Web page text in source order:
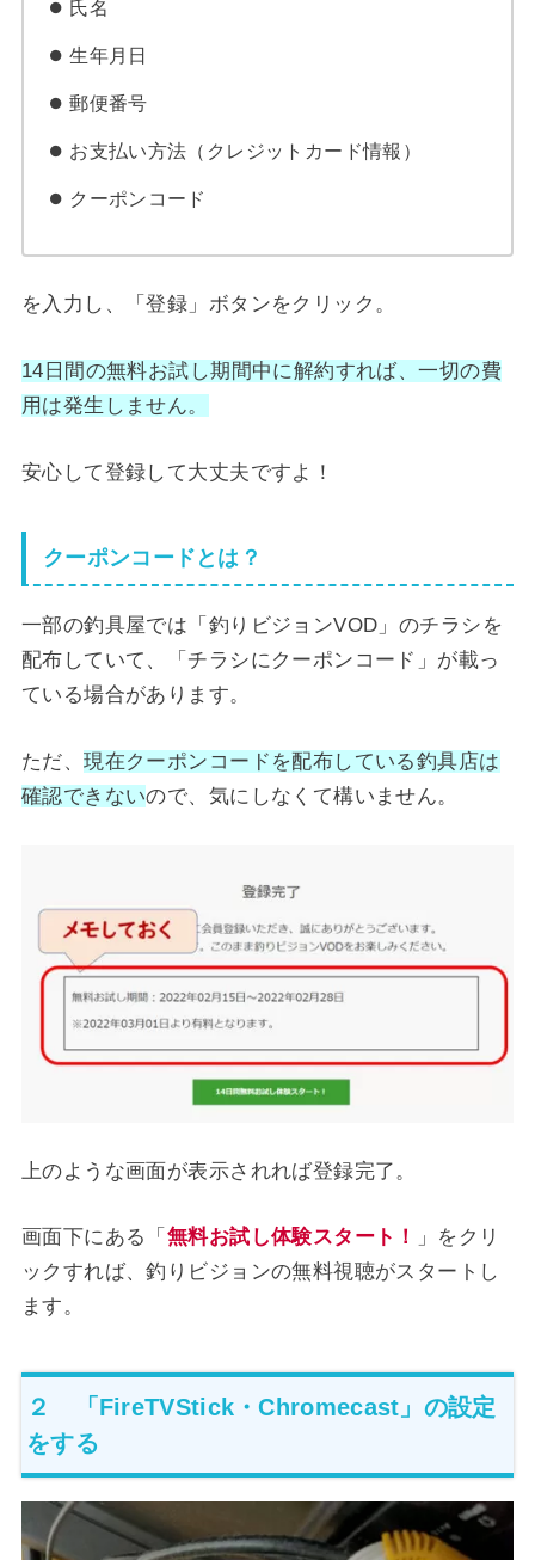
氏名
生年月日
郵便番号
お支払い方法（クレジットカード情報）
クーポンコード
を入力し、「登録」ボタンをクリック。
14日間の無料お試し期間中に解約すれば、一切の費
用は発生しません。
安心して登録して大丈夫ですよ！
クーポンコードとは？
一部の釣具屋では「釣りビジョンVOD」のチラシを
配布していて、「チラシにクーポンコード」が載っ
ている場合があります。
ただ、現在クーポンコードを配布している釣具店は
確認できないので、気にしなくて構いません。
上のような画面が表示されれば登録完了。
画面下にある「 無料お試し体験スタート！
」をクリ
ックすれば、釣りビジョンの無料視聴がスタートし
ます。
２ 「FireTVStick・Chromecast」の設定
をする